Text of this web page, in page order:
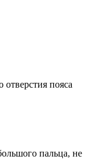
отверстия пояса
пальца, не